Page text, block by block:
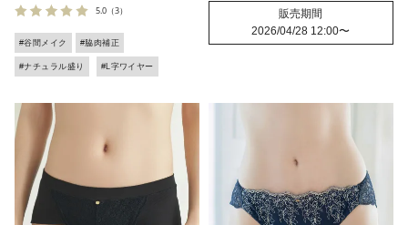
5.0 （3）
#谷間メイク #脇肉補正
#ナチュラル盛り #L字ワイヤー
販売期間
2026/04/28 12:00〜